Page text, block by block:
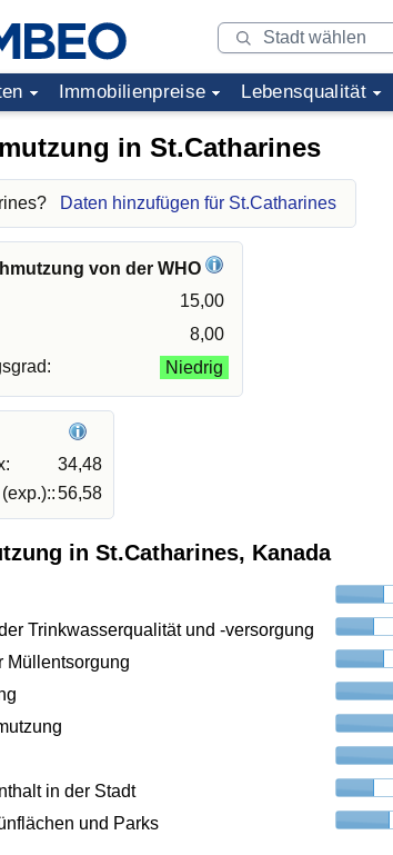
Immobilienpreise Lebensqualität
in St.Catharines
Daten hinzufügen für St.Catharines
von der WHO
15,00
8,00
Niedrig
34,48
56,58
in St.Catharines, Kanada
Trinkwasserqualität und -versorgung
Müllentsorgung
in der Stadt
und Parks